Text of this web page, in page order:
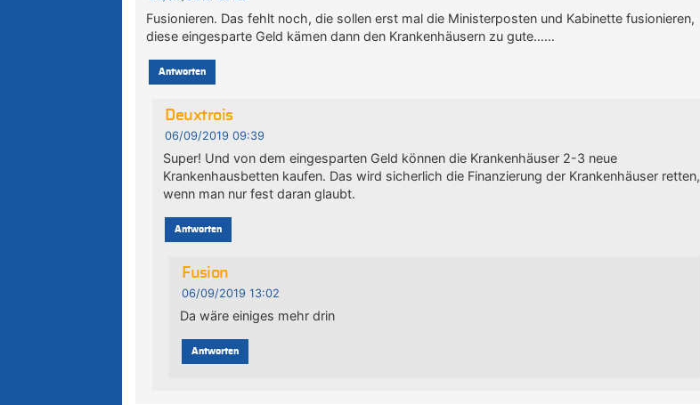
Fusionieren. Das fehlt noch, die sollen erst mal die Ministerposten und Kabinette fusionieren,
diese eingesparte Geld kämen dann den Krankenhäusern zu gute……
Antworten
Deuxtrois
06/09/2019 09:39
Super! Und von dem eingesparten Geld können die Krankenhäuser 2-3 neue
Krankenhausbetten kaufen. Das wird sicherlich die Finanzierung der Krankenhäuser retten,
wenn man nur fest daran glaubt.
Antworten
Fusion
06/09/2019 13:02
Da wäre einiges mehr drin
Antworten